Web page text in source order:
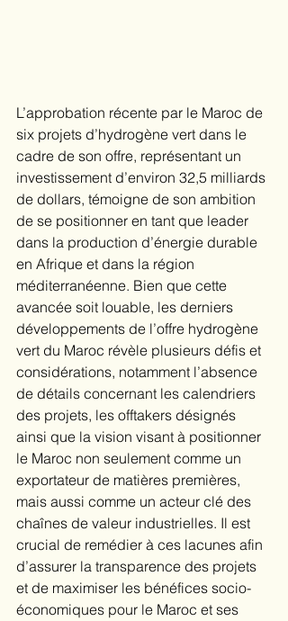
​L’approbation récente par le Maroc de
six projets d’hydrogène vert dans le
cadre de son offre, représentant un
investissement d’environ 32,5 milliards
de dollars, témoigne de son ambition
de se positionner en tant que leader
dans la production d’énergie durable
en Afrique et dans la région
méditerranéenne. Bien que cette
avancée soit louable, les derniers
développements de l’offre hydrogène
vert du Maroc révèle plusieurs défis et
considérations, notamment l’absence
de détails concernant les calendriers
des projets, les offtakers désignés
ainsi que la vision visant à positionner
le Maroc non seulement comme un
exportateur de matières premières,
mais aussi comme un acteur clé des
chaînes de valeur industrielles. Il est
crucial de remédier à ces lacunes afin
d’assurer la transparence des projets
et de maximiser les bénéfices socio-
économiques pour le Maroc et ses